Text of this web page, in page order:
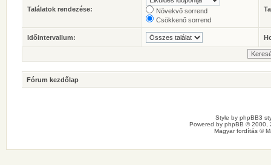
Találatok rendezése:
Növekvő sorrend
Csökkenő sorrend
Időintervallum:
Fórum kezdőlap
Style by phpBB3
Powered by phpBB © 2000,
Magyar fordítás ©